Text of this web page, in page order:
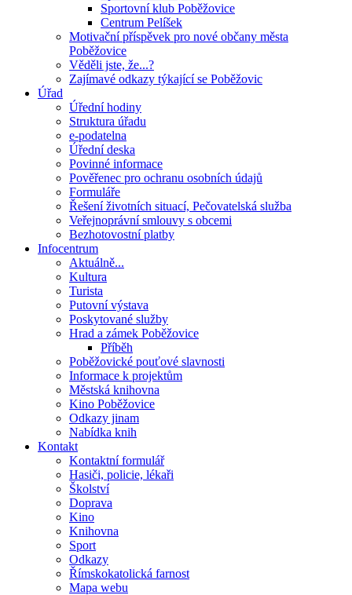
Sportovní klub Poběžovice
Centrum Pelíšek
Motivační příspěvek pro nové občany města
Poběžovice
Věděli jste, že...?
Zajímavé odkazy týkající se Poběžovic
Úřad
Úřední hodiny
Struktura úřadu
e-podatelna
Úřední deska
Povinné informace
Pověřenec pro ochranu osobních údajů
Formuláře
Řešení životních situací, Pečovatelská služba
Veřejnoprávní smlouvy s obcemi
Bezhotovostní platby
Infocentrum
Aktuálně...
Kultura
Turista
Putovní výstava
Poskytované služby
Hrad a zámek Poběžovice
Příběh
Poběžovické pouťové slavnosti
Informace k projektům
Městská knihovna
Kino Poběžovice
Odkazy jinam
Nabídka knih
Kontakt
Kontaktní formulář
Hasiči, policie, lékaři
Školství
Doprava
Kino
Knihovna
Sport
Odkazy
Římskokatolická farnost
Mapa webu